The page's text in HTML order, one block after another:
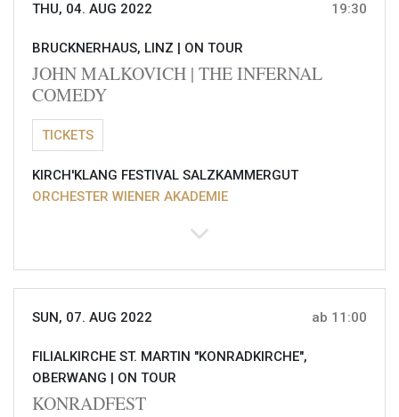
THU, 04. AUG 2022 19:30
BRUCKNERHAUS, LINZ | ON TOUR
JOHN MALKOVICH | THE INFERNAL
COMEDY
TICKETS
KIRCH'KLANG FESTIVAL SALZKAMMERGUT
ORCHESTER WIENER AKADEMIE
SUN, 07. AUG 2022 ab 11:00
FILIALKIRCHE ST. MARTIN "KONRADKIRCHE",
OBERWANG | ON TOUR
KONRADFEST